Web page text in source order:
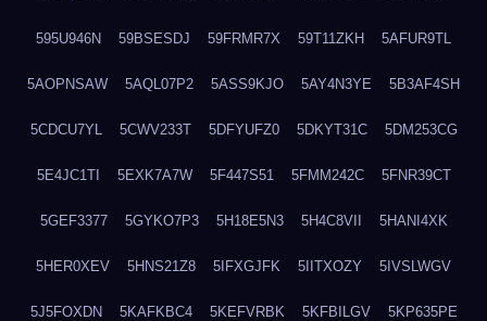
595U946N 59BSESDJ 59FRMR7X 59T11ZKH 5AFUR9TL
5AOPNSAW 5AQL07P2 5ASS9KJO 5AY4N3YE 5B3AF4SH
5CDCU7YL 5CWV233T 5DFYUFZ0 5DKYT31C 5DM253CG
5E4JC1TI 5EXK7A7W 5F447S51 5FMM242C 5FNR39CT
5GEF3377 5GYKO7P3 5H18E5N3 5H4C8VII 5HANI4XK
5HER0XEV 5HNS21Z8 5IFXGJFK 5IITXOZY 5IVSLWGV
5J5FOXDN 5KAFKBC4 5KEFVRBK 5KFBILGV 5KP635PE